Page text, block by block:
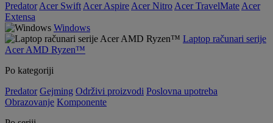
Predator Acer Swift Acer Aspire Acer Nitro Acer TravelMate Acer
Extensa
Windows
Laptop računari serije
Acer AMD Ryzen™
Po kategoriji
Predator Gejming Održivi proizvodi Poslovna upotreba
Obrazovanje Komponente